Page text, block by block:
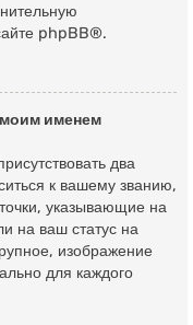
phpBB®.
именем
два
к вашему званию,
указывающие на
на ваш статус на
изображение
для каждого